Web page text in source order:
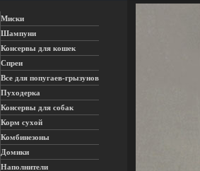
Миски
Шампуни
Консервы для кошек
Спреи
Все для попугаев-грызунов
Пуходерка
Консервы для собак
Корм сухой
Комбинезоны
Домики
Наполнители